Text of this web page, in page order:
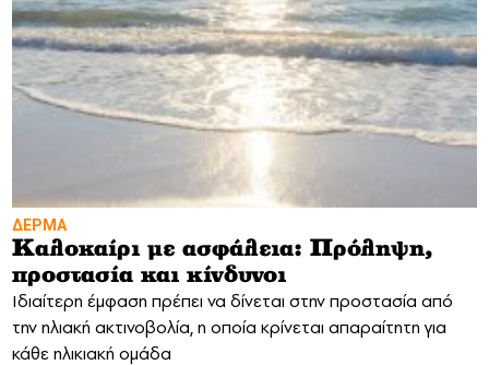
ΔΕΡΜΑ
Καλοκαίρι με ασφάλεια: Πρόληψη,
προστασία και κίνδυνοι
Ιδιαίτερη έμφαση πρέπει να δίνεται στην προστασία από
την ηλιακή ακτινοβολία, η οποία κρίνεται απαραίτητη για
κάθε ηλικιακή ομάδα